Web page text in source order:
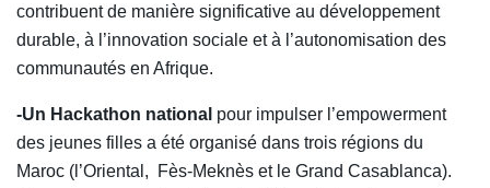
contribuent de manière significative au développement
durable, à l’innovation sociale et à l’autonomisation des
communautés en Afrique.
-Un Hackathon national pour impulser l’empowerment
des jeunes filles a été organisé dans trois régions du
Maroc (l’Oriental, Fès-Meknès et le Grand Casablanca).